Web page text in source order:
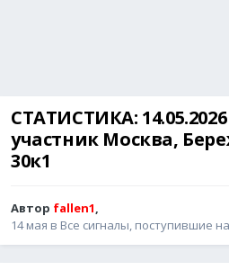
СТАТИСТИКА:
участник Москва,
30к1
Автор fallen1,
14 мая в Все сигналы, поступившие